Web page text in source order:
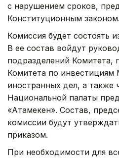
с нарушением сроков,
Конституционным законом.
Комиссия будет состоять
В ее состав войдут
подразделений Комитета,
Комитета по инвестициям
иностранных дел, а также
Национальной палаты
«Атамекен». Состав,
комиссии будут
приказом.
При необходимости для